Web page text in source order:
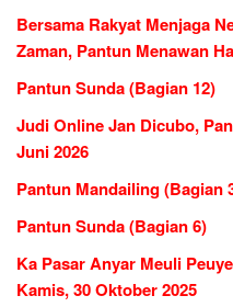
Bersama Rakyat Menjaga
Zaman, Pantun Menawan
Pantun Sunda (Bagian 12)
Judi Online Jan Dicubo,
Juni 2026
Pantun Mandailing (Bagian
Pantun Sunda (Bagian 6)
Ka Pasar Anyar Meuli
Kamis, 30 Oktober 2025